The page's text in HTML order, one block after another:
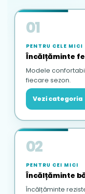
01
PENTRU CELE MICI
Încălțăminte
Modele
fiecare sezon.
Vezi categoria
02
PENTRU CEI MICI
Încălțăminte
Încălțăminte